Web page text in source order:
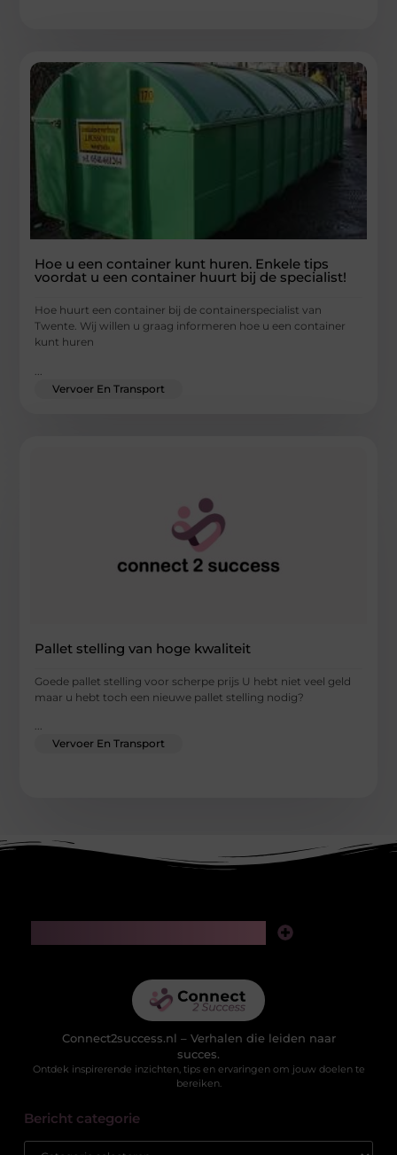
Hoe u een container kunt huren. Enkele tips
voordat u een container huurt bij de specialist!
Hoe huurt een container bij de containerspecialist van
Twente. Wij willen u graag informeren hoe u een container
kunt huren
Vervoer En Transport
Pallet stelling van hoge kwaliteit
Goede pallet stelling voor scherpe prijs U hebt niet veel geld
maar u hebt toch een nieuwe pallet stelling nodig?
...
Vervoer En Transport
Connect2success.nl – Verhalen die leiden naar
succes.
Ontdek inspirerende inzichten, tips en ervaringen om jouw doelen te
bereiken.
Bericht categorie